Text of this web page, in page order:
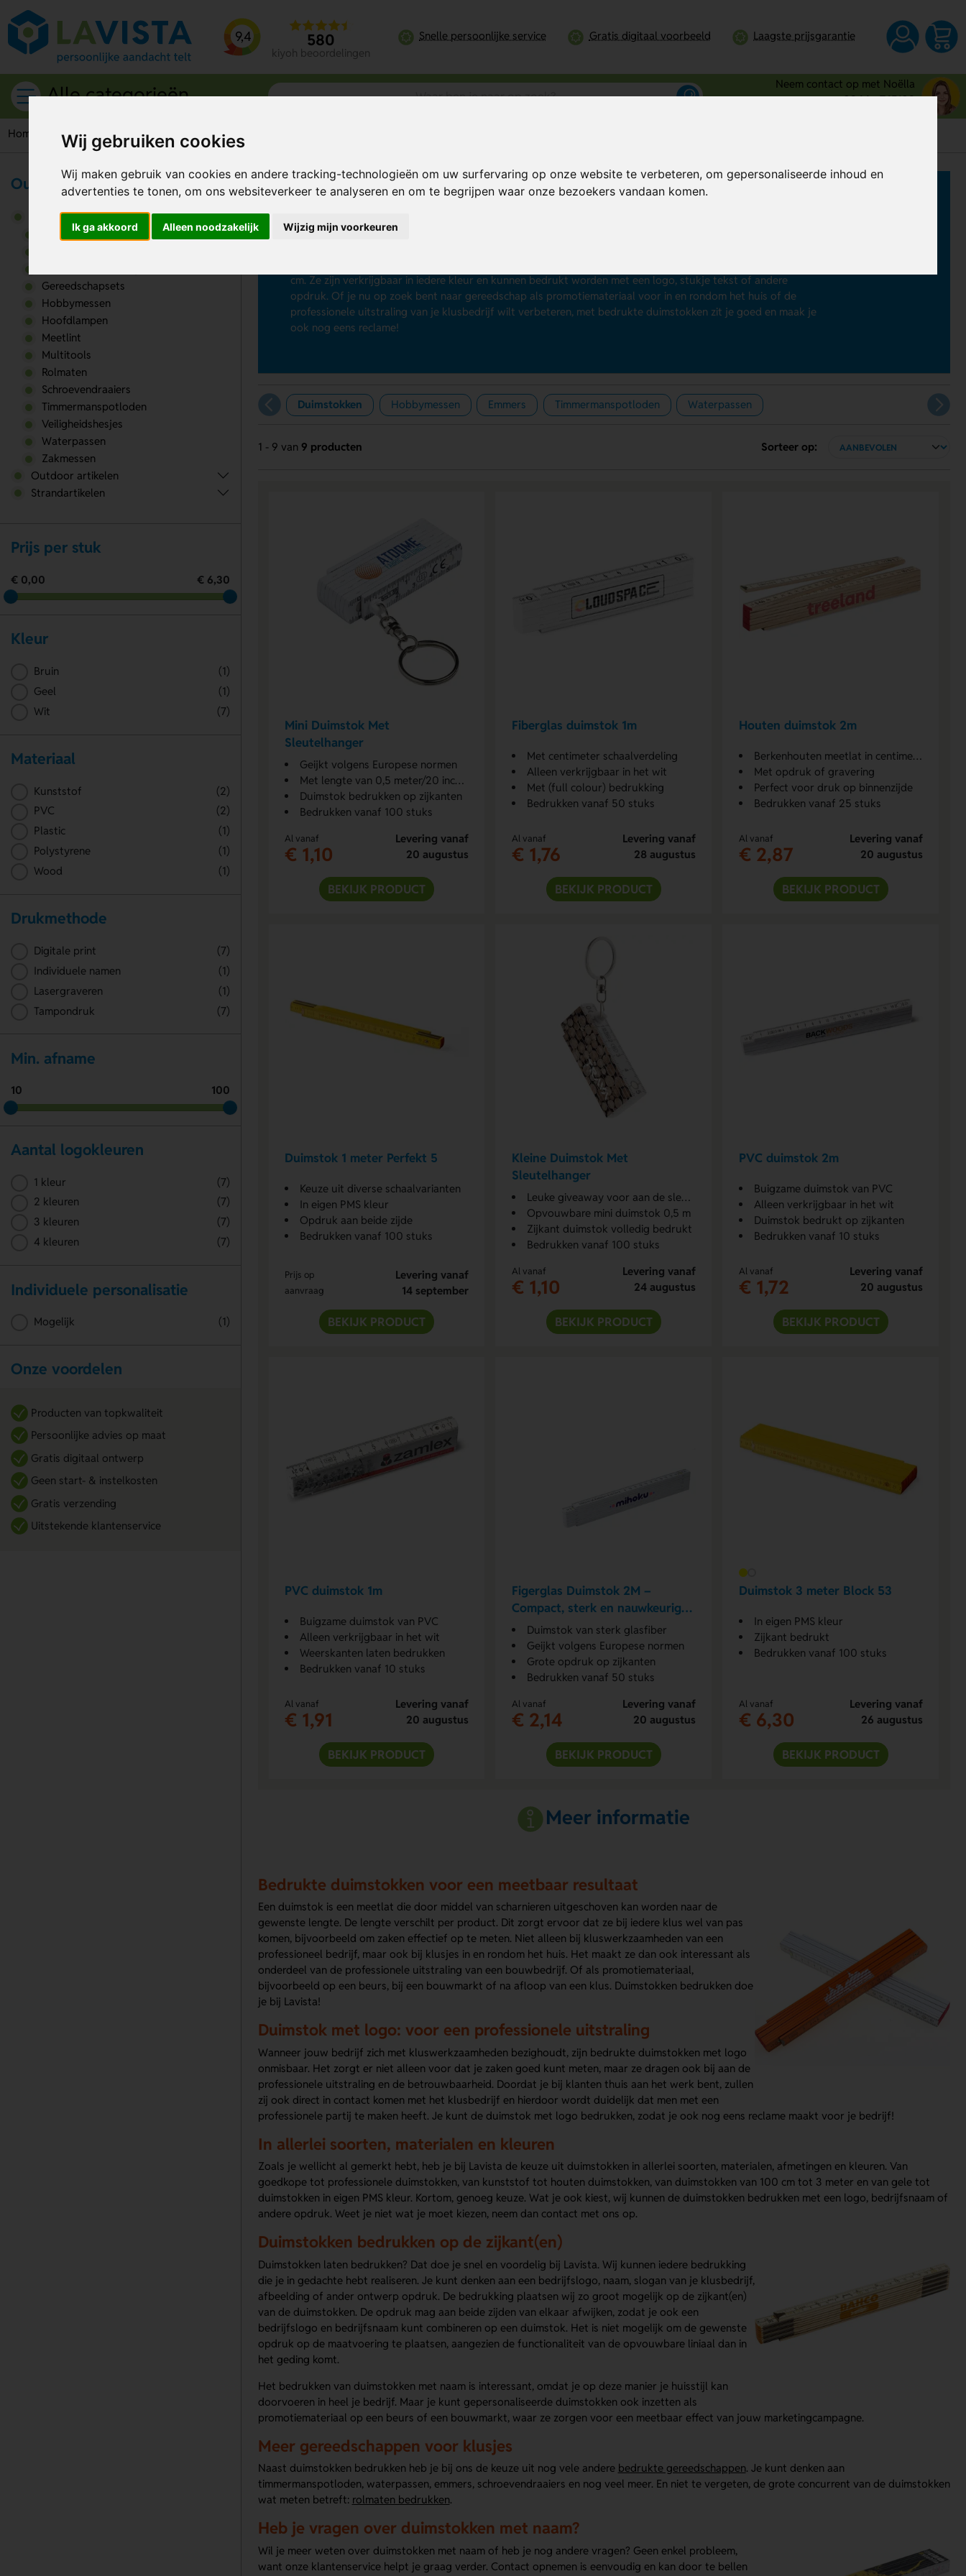
Wij gebruiken cookies
Wij maken gebruik van cookies en andere tracking-technologieën om uw surfervaring op onze website te verbeteren, om gepersonaliseerde inhoud en
advertenties te tonen, om ons websiteverkeer te analyseren en om te begrijpen waar onze bezoekers vandaan komen.
Ik ga akkoord Alleen noodzakelijk Wijzig mijn voorkeuren
9,4 580
kiyoh beoordelingen
Snelle persoonlijke service Gratis digitaal voorbeeld Laagste prijsgarantie
Alle categorieën
Neem contact op met Noëlla
0344 - 745109
Home Gereedschappen & tools Duimstokken
Duimstokken bedrukken
Op zoek naar functioneel geschenk met een meetbaar resultaat? Laat dan
cm. Ze zijn verkrijgbaar in iedere kleur en kunnen bedrukt worden met een logo, stukje tekst of andere
opdruk. Of je nu op zoek bent naar gereedschap als promotiemateriaal voor in en rondom het huis of de
professionele uitstraling van je klusbedrijf wilt verbeteren, met bedrukte duimstokken zit je goed en maak je
ook nog eens reclame!
Duimstokken Hobbymessen Emmers Timmermanspotloden Waterpassen
1 - 9 van 9 producten Sorteer op:
Mini Duimstok Met
Sleutelhanger
Geijkt volgens Europese normen
Met lengte van 0,5 meter/20 inches
Duimstok bedrukken op zijkanten
Bedrukken vanaf 100 stuks
Al vanaf
€ 1,10
Levering vanaf
20 augustus
BEKIJK PRODUCT
Fiberglas duimstok 1m
Met centimeter schaalverdeling
Alleen verkrijgbaar in het wit
Met (full colour) bedrukking
Bedrukken vanaf 50 stuks
Al vanaf
€ 1,76
Levering vanaf
28 augustus
BEKIJK PRODUCT
Houten duimstok 2m
Berkenhouten meetlat in centimeter (cm)
Met opdruk of gravering
Perfect voor druk op binnenzijde
Bedrukken vanaf 25 stuks
Al vanaf
€ 2,87
Levering vanaf
20 augustus
BEKIJK PRODUCT
Duimstok 1 meter Perfekt 5
Keuze uit diverse schaalvarianten
In eigen PMS kleur
Opdruk aan beide zijde
Bedrukken vanaf 100 stuks
Prijs op
aanvraag
Levering vanaf
14 september
BEKIJK PRODUCT
Kleine Duimstok Met
Sleutelhanger
Leuke giveaway voor aan de sleutelbos
Opvouwbare mini duimstok 0,5 m
Zijkant duimstok volledig bedrukt
Bedrukken vanaf 100 stuks
Al vanaf
€ 1,10
Levering vanaf
24 augustus
BEKIJK PRODUCT
PVC duimstok 2m
Buigzame duimstok van PVC
Alleen verkrijgbaar in het wit
Duimstok bedrukt op zijkanten
Bedrukken vanaf 10 stuks
Al vanaf
€ 1,72
Levering vanaf
20 augustus
BEKIJK PRODUCT
PVC duimstok 1m
Buigzame duimstok van PVC
Alleen verkrijgbaar in het wit
Weerskanten laten bedrukken
Bedrukken vanaf 10 stuks
Al vanaf
€ 1,91
Levering vanaf
20 augustus
BEKIJK PRODUCT
Figerglas Duimstok 2M –
Compact, sterk en nauwkeurig
meten
Duimstok van sterk glasfiber
Geijkt volgens Europese normen
Grote opdruk op zijkanten
Bedrukken vanaf 50 stuks
Al vanaf
€ 2,14
Levering vanaf
20 augustus
BEKIJK PRODUCT
Duimstok 3 meter Block 53
In eigen PMS kleur
Zijkant bedrukt
Bedrukken vanaf 100 stuks
Al vanaf
€ 6,30
Levering vanaf
26 augustus
BEKIJK PRODUCT
Meer informatie
Bedrukte duimstokken voor een meetbaar resultaat
Een duimstok is een meetlat die door middel van scharnieren uitgeschoven kan worden naar de
gewenste lengte. De lengte verschilt per product. Dit zorgt ervoor dat ze bij iedere klus wel van pas
komen, bijvoorbeeld om zaken effectief op te meten. Niet alleen bij kluswerkzaamheden van een
professioneel bedrijf, maar ook bij klusjes in en rondom het huis. Het maakt ze dan ook interessant als
onderdeel van de professionele uitstraling van een bouwbedrijf. Of als promotiemateriaal,
bijvoorbeeld op een beurs, bij een bouwmarkt of na afloop van een klus. Duimstokken bedrukken doe
je bij Lavista!
Duimstok met logo: voor een professionele uitstraling
Wanneer jouw bedrijf zich met kluswerkzaamheden bezighoudt, zijn bedrukte duimstokken met logo
onmisbaar. Het zorgt er niet alleen voor dat je zaken goed kunt meten, maar ze dragen ook bij aan de
professionele uitstraling en de betrouwbaarheid. Doordat je bij klanten thuis aan het werk bent, zullen
zij ook direct in contact komen met het klusbedrijf en hierdoor wordt duidelijk dat men met een
professionele partij te maken heeft. Je kunt de duimstok met logo bedrukken, zodat je ook nog eens reclame maakt voor je bedrijf!
In allerlei soorten, materialen en kleuren
Zoals je wellicht al gemerkt hebt, heb je bij Lavista de keuze uit duimstokken in allerlei soorten, materialen, afmetingen en kleuren. Van
goedkope tot professionele duimstokken, van kunststof tot houten duimstokken, van duimstokken van 100 cm tot 3 meter en van gele tot
duimstokken in eigen PMS kleur. Kortom, genoeg keuze. Wat je ook kiest, wij kunnen de duimstokken bedrukken met een logo, bedrijfsnaam of
andere opdruk. Weet je niet wat je moet kiezen, neem dan contact met ons op.
Duimstokken bedrukken op de zijkant(en)
Duimstokken laten bedrukken? Dat doe je snel en voordelig bij Lavista. Wij kunnen iedere bedrukking
die je in gedachte hebt realiseren. Je kunt denken aan een bedrijfslogo, naam, slogan van je klusbedrijf,
afbeelding of ander ontwerp opdruk. De bedrukking plaatsen wij zo groot mogelijk op de zijkant(en)
van de duimstokken. De opdruk mag aan beide zijden van elkaar afwijken, zodat je ook een
bedrijfslogo en bedrijfsnaam kunt combineren op een duimstok. Het is niet mogelijk om de gewenste
opdruk op de maatvoering te plaatsen, aangezien de functionaliteit van de opvouwbare liniaal dan in
het geding komt.
Het bedrukken van duimstokken met naam is interessant, omdat je op deze manier je huisstijl kan
doorvoeren in heel je bedrijf. Maar je kunt gepersonaliseerde duimstokken ook inzetten als
promotiemateriaal op een beurs of een bouwmarkt, waar ze zorgen voor een meetbaar effect van jouw marketingcampagne.
Meer gereedschappen voor klusjes
Naast duimstokken bedrukken heb je bij ons de keuze uit nog vele andere bedrukte gereedschappen. Je kunt denken aan
timmermanspotloden, waterpassen, emmers, schroevendraaiers en nog veel meer. En niet te vergeten, de grote concurrent van de duimstokken
wat meten betreft: rolmaten bedrukken.
Heb je vragen over duimstokken met naam?
Wil je meer weten over duimstokken met naam of heb je nog andere vragen? Geen enkel probleem,
want onze klantenservice helpt je graag verder. Contact opnemen is eenvoudig en kan door te bellen
Outdoor & Vrije tijd
Gereedschappen & tools
Duimstokken
Gereedschapsets
Hobbymessen
Hoofdlampen
Meetlint
Multitools
Rolmaten
Schroevendraaiers
Timmermanspotloden
Veiligheidshesjes
Waterpassen
Zakmessen
Outdoor artikelen
Strandartikelen
Prijs per stuk
€ 0,00 € 6,30
Kleur
Bruin
(1)
Geel
(1)
Wit
(7)
Materiaal
Kunststof
(2)
PVC
(2)
Plastic
(1)
Polystyrene
(1)
Wood
(1)
Drukmethode
Digitale print
(7)
Individuele namen
(1)
Lasergraveren
(1)
Tampondruk
(7)
Min. afname
10 100
Aantal logokleuren
1 kleur
(7)
2 kleuren
(7)
3 kleuren
(7)
4 kleuren
(7)
Individuele personalisatie
Mogelijk (1)
Onze voordelen
Producten van topkwaliteit
Persoonlijke advies op maat
Gratis digitaal ontwerp
Geen start- & instelkosten
Gratis verzending
Uitstekende klantenservice